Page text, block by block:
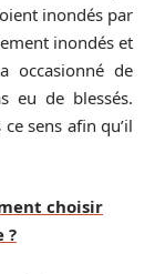
inondés par
inondés et
occasionné de
eu de blessés.
sens afin qu’il
choisir
?